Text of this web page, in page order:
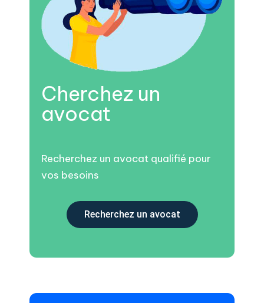
Cherchez un
avocat
Recherchez un avocat qualifié pour
vos besoins
Recherchez un avocat